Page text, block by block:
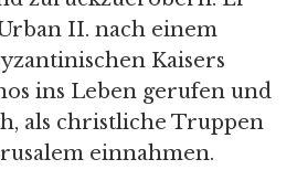
II. nach einem
Kaisers
ins Leben gerufen und
als christliche Truppen
einnahmen.